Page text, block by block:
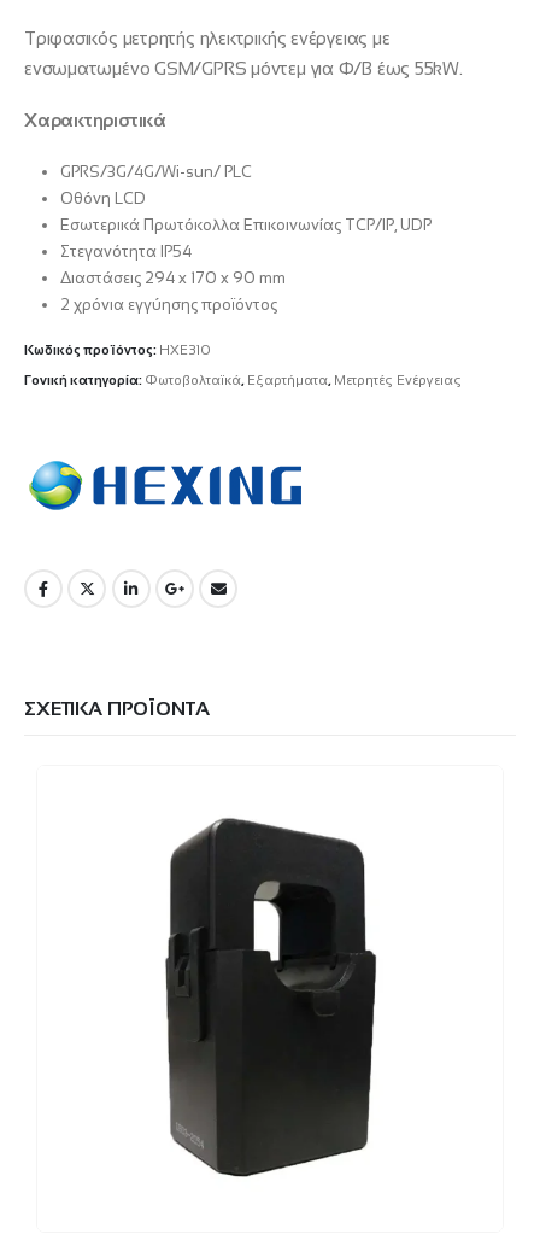
Τριφασικός μετρητής ηλεκτρικής ενέργειας με
ενσωματωμένο GSM/GPRS μόντεμ για Φ/Β έως 55kW.
Χαρακτηριστικά
GPRS/3G/4G/Wi-sun/ PLC
Οθόνη LCD
Εσωτερικά Πρωτόκολλα Επικοινωνίας TCP/IP, UDP
Στεγανότητα ΙΡ54
Διαστάσεις 294 x 170 x 90 mm
2 χρόνια εγγύησης προϊόντος
Κωδικός προϊόντος: HXE310
Γονική κατηγορία: Φωτοβολταϊκά, Εξαρτήματα, Μετρητές Ενέργειας
ΣΧΕΤΙΚΆ ΠΡΟΪΌΝΤΑ